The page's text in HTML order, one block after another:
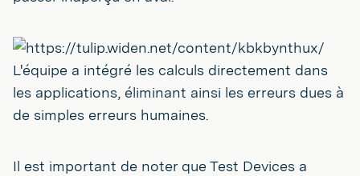
L'équipe a intégré les calculs directement dans
les applications, éliminant ainsi les erreurs dues à
de simples erreurs humaines.
Il est important de noter que Test Devices a